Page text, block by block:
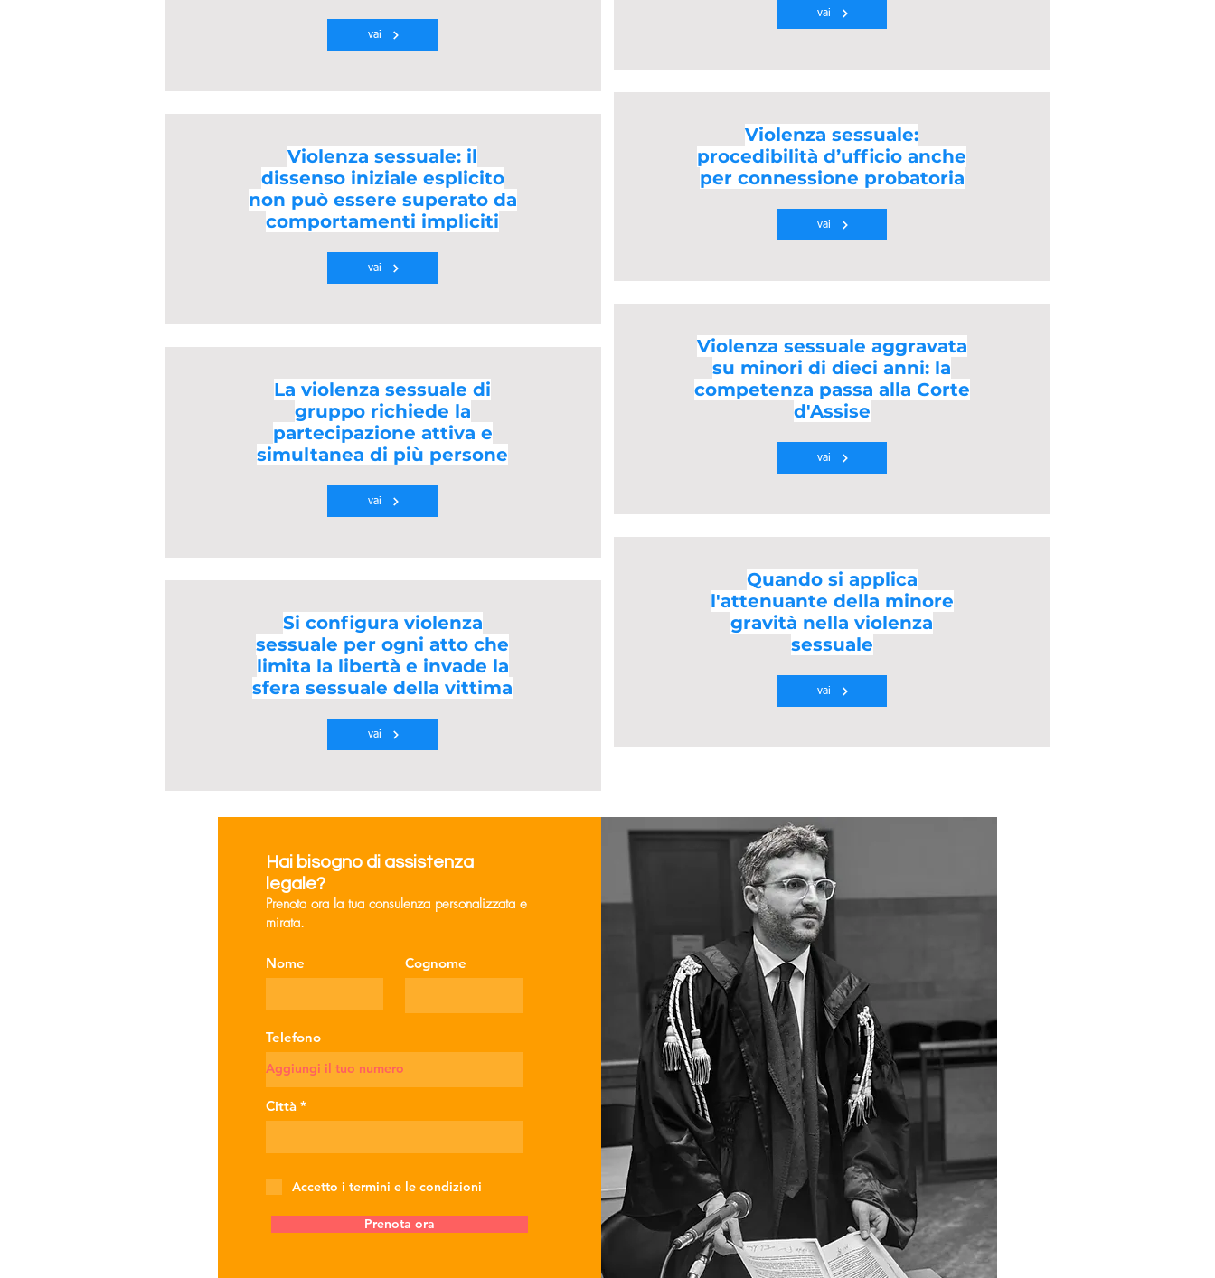
vai
Violenza sessuale: il
dissenso iniziale esplicito
non può essere superato da
comportamenti impliciti
vai
La violenza sessuale di
gruppo richiede la
partecipazione attiva e
simultanea di più persone
vai
Si configura violenza
sessuale per ogni atto che
limita la libertà e invade la
sfera sessuale della vittima
vai
vai
Violenza sessuale:
procedibilità d’ufficio anche
per connessione probatoria
vai
Violenza sessuale aggravata
su minori di dieci anni: la
competenza passa alla Corte
d'Assise
vai
Quando si applica
l'attenuante della minore
gravità nella violenza
sessuale
vai
Hai bisogno di assistenza
legale?
Prenota ora la tua consulenza personalizzata e
mirata.
Nome Cognome
Telefono
Città
Accetto i termini e le condizioni
Prenota ora